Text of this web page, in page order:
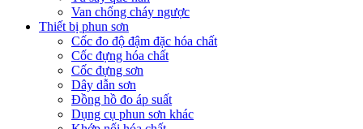
Van chống cháy ngược
Thiết bị phun sơn
Cốc đo độ đậm đặc hóa chất
Cốc đựng hóa chất
Cốc đựng sơn
Dây dẫn sơn
Đồng hồ đo áp suất
Dụng cụ phun sơn khác